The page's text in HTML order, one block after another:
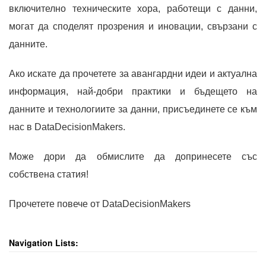
включително техническите хора, работещи с данни,
могат да споделят прозрения и иновации, свързани с
данните.
Ако искате да прочетете за авангардни идеи и актуална
информация, най-добри практики и бъдещето на
данните и технологиите за данни, присъединете се към
нас в DataDecisionMakers.
Може дори да обмислите да допринесете със
собствена статия!
Прочетете повече от DataDecisionMakers
Navigation Lists: